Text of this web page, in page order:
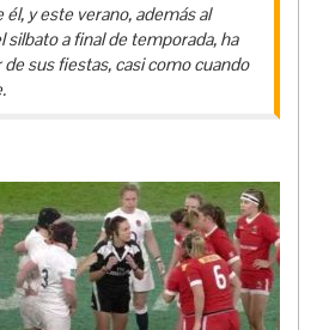
él, y este verano, además al
silbato a final de temporada, ha
sus fiestas, casi como cuando